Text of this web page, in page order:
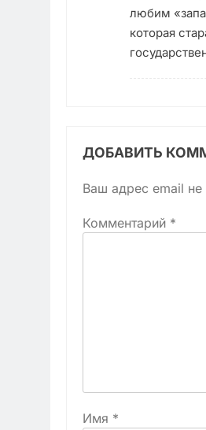
любим
которая
ДОБАВИТЬ
Ваш адрес email не
Комментарий *
Имя *